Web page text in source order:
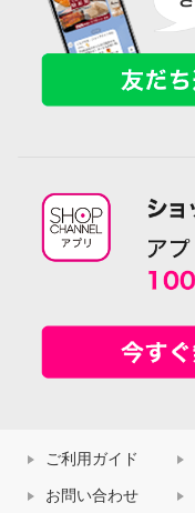
ご利用ガイド
お問い合わせ